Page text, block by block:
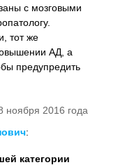
с мозговыми
тот же
АД, а
предупредить
ноября 2016 года
:
категории